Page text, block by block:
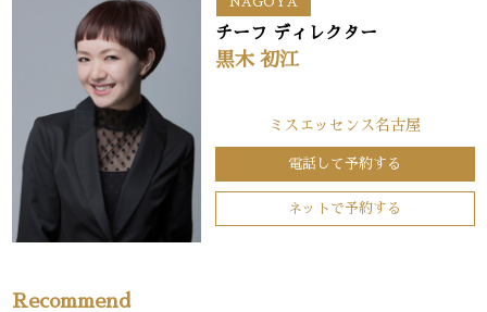
チーフ ディレクター
黒木 初江
ミスエッセンス名古屋
電話して予約する
ネットで予約する
Recommend